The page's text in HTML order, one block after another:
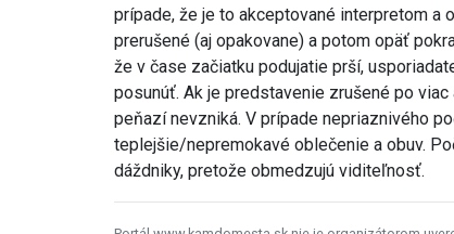
prípade, že je to akceptované interpretom a
prerušené (aj opakovane) a potom opäť
že v čase začiatku podujatie prší,
posunúť. Ak je predstavenie zrušené po
peňazí nevzniká. V prípade nepriaznivého
teplejšie/nepremokavé oblečenie a obuv.
dáždniky, pretože obmedzujú viditeľnosť.